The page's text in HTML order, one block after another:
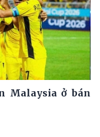
Malaysia ở bán